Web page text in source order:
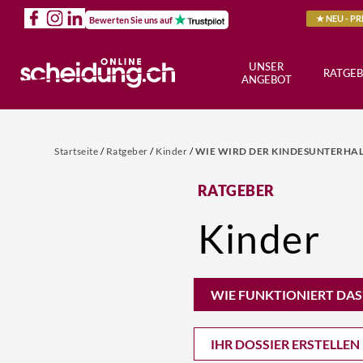
Bewerten Sie uns auf ★ NEU -
UNSER
ANGEBOT
Startseite / Ratgeber/ Kinder /WIE WIRD DER
RATGEBER
Kinder
WIE FUNKTIONIERT
IHR DOSSIER ERSTELLEN